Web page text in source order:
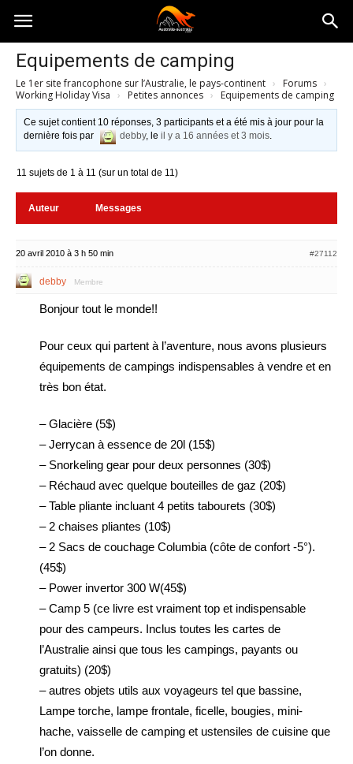
Australia-
australie.com
Equipements de camping
Le 1er site francophone sur l’Australie, le pays-continent › Forums ›
Working Holiday Visa › Petites annonces › Equipements de camping
Ce sujet contient 10 réponses, 3 participants et a été mis à jour pour la
dernière fois par
debby, leil y a 16 années et 3 mois.
11 sujets de 1 à 11 (sur un total de 11)
Auteur Messages
20 avril 2010 à 3 h 50 min #27112
debby Membre
Bonjour tout le monde!!
Pour ceux qui partent à l’aventure, nous avons plusieurs
équipements de campings indispensables à vendre et en
très bon état.
– Glacière (5$)
– Jerrycan à essence de 20l (15$)
– Snorkeling gear pour deux personnes (30$)
– Réchaud avec quelque bouteilles de gaz (20$)
– Table pliante incluant 4 petits tabourets (30$)
– 2 chaises pliantes (10$)
– 2 Sacs de couchage Columbia (côte de confort -5°).
(45$)
– Power invertor 300 W(45$)
– Camp 5 (ce livre est vraiment top et indispensable
pour des campeurs. Inclus toutes les cartes de
l’Australie ainsi que tous les campings, payants ou
gratuits) (20$)
– autres objets utils aux voyageurs tel que bassine,
Lampe torche, lampe frontale, ficelle, bougies, mini-
hache, vaisselle de camping et ustensiles de cuisine que
l’on donne.